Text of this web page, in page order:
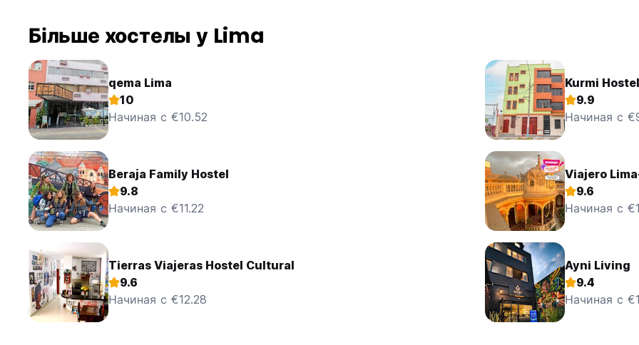
Більше хостелы у Lima
qema Lima
10
Начиная с €10.52
Kurmi
9.9
Начиная с
Beraja Family Hostel
9.8
Начиная с €11.22
Viajero
9.6
Начиная с
Tierras Viajeras Hostel Cultural
9.6
Начиная с €12.28
Ayni Living
9.4
Начиная с